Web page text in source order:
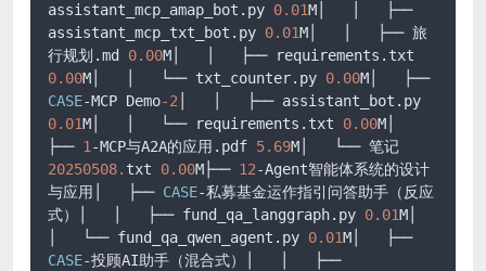
assistant_mcp_amap_bot.py 0.01M│   │   ├──
assistant_mcp_txt_bot.py 0.01M│   │   ├── 旅
行规划.md 0.00
0.00M│   │   └── txt_counter.py 0.00
M│   ├──
CASE-MCP Demo-2
0.01M│   │   └── requirements.txt 0.00M│
├── 1-MCP与A2A的应用.pdf 5.69M│   └── 笔记
20250508. txt 0.00M├── 12-Agent智能体系统的设计
与应用│   ├── CASE-私募基金运作指引问答助手（反应
式）│   │   ├── fund_qa_langgraph.py 0.01M│
│   └── fund_qa_qwen_agent.py 0.01
M│   ├──
CASE-投顾AI助手（混合式）│   │   ├──